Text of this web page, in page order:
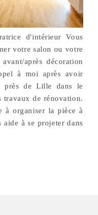
d'intérieur Vous
votre salon ou votre
après décoration
à moi après avoir
près de Lille dans le
travaux de rénovation.
à organiser la pièce à
à se projeter dans